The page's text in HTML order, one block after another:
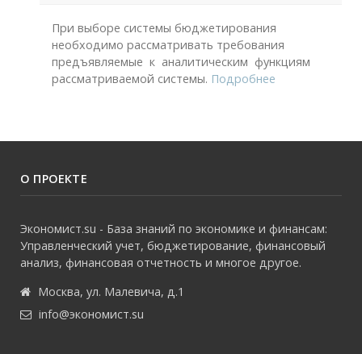
При выборе системы бюджетирования
необходимо рассматривать требования
предъявляемые к аналитическим функциям
рассматриваемой системы. Подробнее
О ПРОЕКТЕ
Экономист.su - База знаний по экономике и финансам:
Управленческий учет, бюджетирование, финансовый
анализ, финансовая отчетность и многое другое.
Москва, ул. Малевича, д.1
info@экономист.su